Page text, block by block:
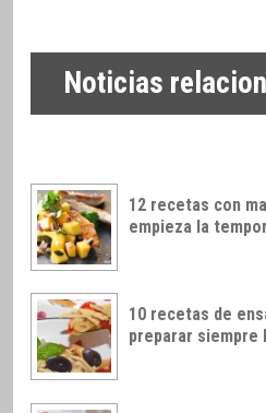
Noticias
12 recetas con
empieza la
10 recetas de
preparar siempre